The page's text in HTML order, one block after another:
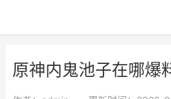
原神内鬼池子在哪爆